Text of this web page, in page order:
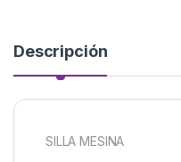
Descripción
SILLA MESINA